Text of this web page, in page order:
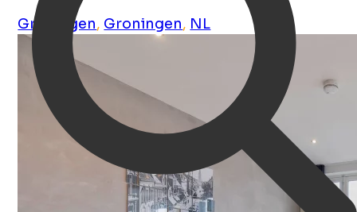
Groningen, Groningen, NL